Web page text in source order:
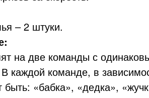
– 2 штуки.
на две команды с
каждой команде, в
быть: «бабка», «дедка»,